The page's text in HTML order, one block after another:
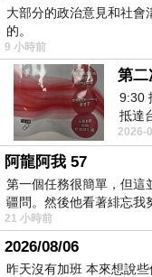
大部分的政治意見和社會
的。
9 小時前
第二
9:30
抵達
去的
2026-
阿龍阿我 57
第一個任務很簡單，但這
疆問。然後他看著緋忘我
21 小時前
2026/08/06
昨天沒有加班 本來想說